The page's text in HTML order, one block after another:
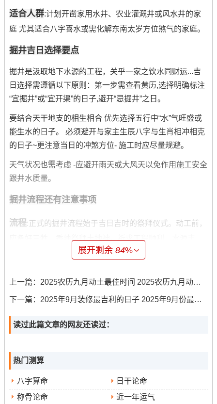
适合人群:计划开凿家用水井、农业灌溉井或风水井的家
庭 尤其适合八字喜水或需化解东南太岁方位煞气的家庭。
掘井吉日选择要点
掘井是汲取地下水源的工程，关乎一家之饮水同财运...吉
日选择需遵循以下原则：第一步需查看黄历,选择明确标注
“宜掘井”或“宜开渠”的日子,避开“忌掘井”之日。
要结合天干地支的相生相合 优先选择五行中“水”气旺盛或
能生水的日子。 必须避开与家主生辰八字与生肖相冲相克
的日子~更注意当日的冲煞方位- 施工时应尽量规避。
天气状况也需考虑 -应避开雨天或大风天以免作用施工安全
跟井水质量。
掘井流程还有注意事项
流程:正式的掘井流程始于吉日吉时的祭拜仪式。动工前，
应备好三牲、香烛祭拜土地神。祈求工程顺利、水源丰
及时进行水质检测；确保饮用水安全。
注意事项 确定取水详细
位与家庭用水需求来规划.
动井- 需依据地质条件与取水量来决定。 最举足轻重的是
程质量与人员安全...
展开剩余84%
上一篇： 2025农历九月动土最佳时间 2025农历九月动土吉日
下一篇： 2025年9月装修最吉利的日子 2025年9月份最适合装修的日子
读过此篇文章的网友还读过：
热门测算
八字算命
日干论命
称骨论命
近一年运气